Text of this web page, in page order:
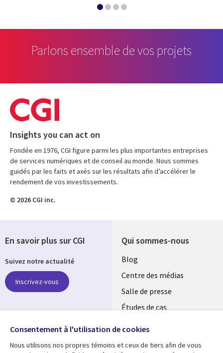
Parlons ensemble de vos projets
Insights you can act on
Fondée en 1976, CGI figure parmi les plus importantes entreprises
de services numériques et de conseil au monde. Nous sommes
guidés par les faits et axés sur les résultats afin d’accélérer le
rendement de vos investissements.
© 2026 CGI inc.
Qui sommes-nous
Useful
links
LUXEMBOURG
Blog
Centre des médias
Salle de presse
Études de cas
En savoir plus sur CGI
Suivez notre actualité
Inscrivez-vous
réseaux
Social
Consentement à l'utilisation de cookies
Nous utilisons nos propres témoins et ceux de tiers afin de vous